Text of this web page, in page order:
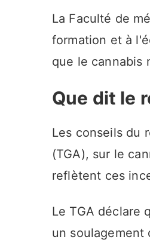
La Faculté de
formation et à
que le cannabis
Que dit le
Les conseils du
(TGA), sur le
reflètent ces
Le TGA déclare
un